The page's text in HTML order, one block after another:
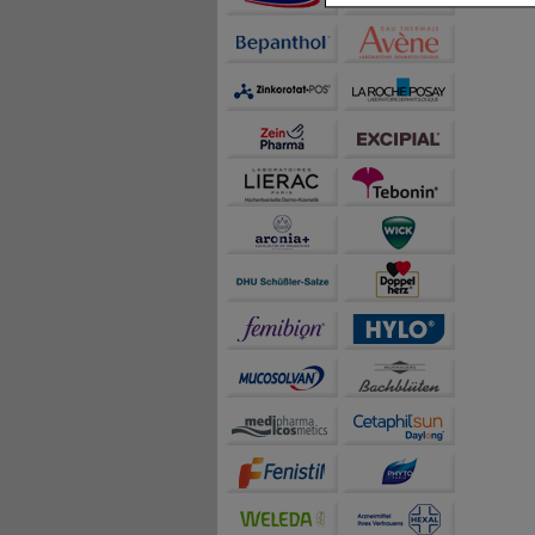
Statistik & Tracking:
sammeln, mit deren
auch die Werbung auf